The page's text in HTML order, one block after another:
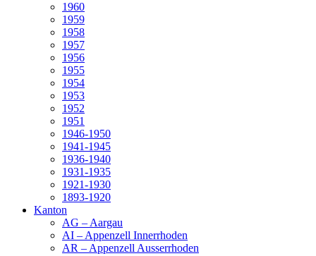
1960
1959
1958
1957
1956
1955
1954
1953
1952
1951
1946-1950
1941-1945
1936-1940
1931-1935
1921-1930
1893-1920
Kanton
AG – Aargau
AI – Appenzell Innerrhoden
AR – Appenzell Ausserrhoden